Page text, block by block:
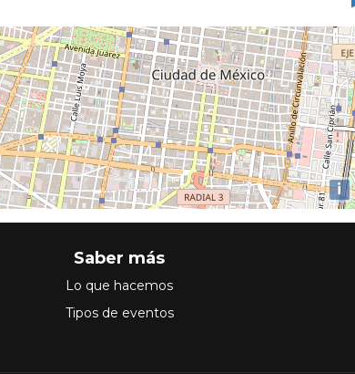
i
Saber más
Lo que hacemos
Tipos de eventos